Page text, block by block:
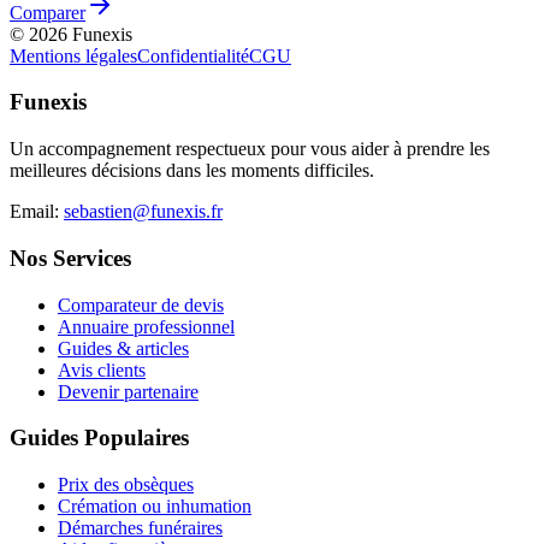
Comparer
© 2026 Funexis
Mentions légalesConfidentialitéCGU
Funexis
Un accompagnement respectueux pour vous aider à prendre les
meilleures décisions dans les moments difficiles.
Email: sebastien@funexis.fr
Nos Services
Comparateur de devis
Annuaire professionnel
Guides & articles
Avis clients
Devenir partenaire
Guides Populaires
Prix des obsèques
Crémation ou inhumation
Démarches funéraires